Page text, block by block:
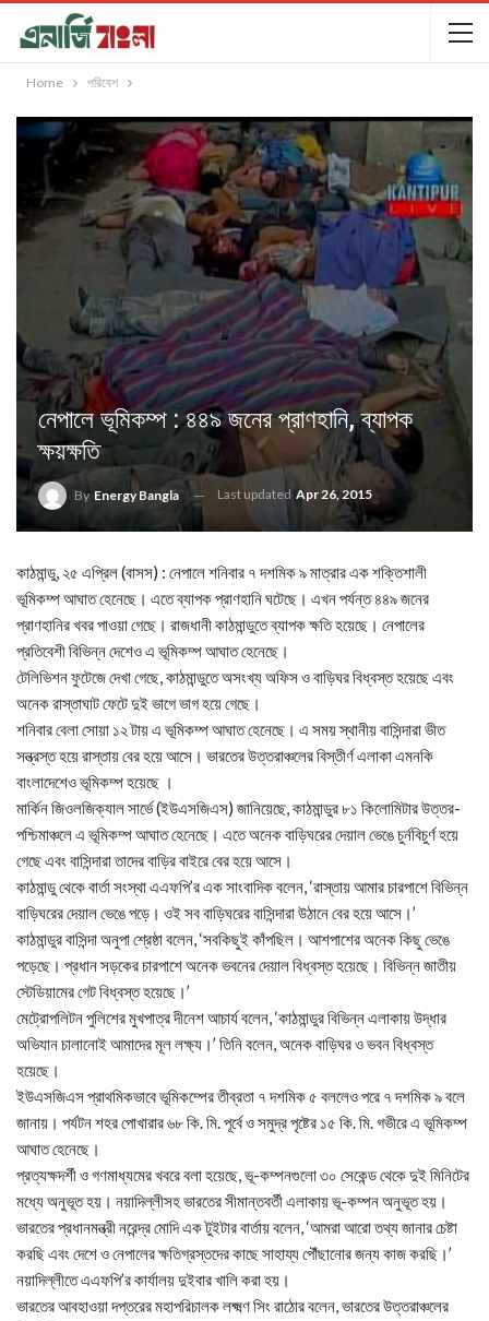
Home পরিবেশ
নেপালে ভূমিকম্প : ৪৪৯ জনের প্রাণহানি, ব্যাপক
ক্ষয়ক্ষতি
By Energy Bangla Last updated Apr 26, 2015
কাঠমান্ডু, ২৫ এপ্রিল (বাসস) : নেপালে শনিবার ৭ দশমিক ৯ মাত্রার এক শক্তিশালী
ভূমিকম্প আঘাত হেনেছে। এতে ব্যাপক প্রাণহানি ঘটেছে। এখন পর্যন্ত ৪৪৯ জনের
প্রাণহানির খবর পাওয়া গেছে। রাজধানী কাঠমান্ডুতে ব্যাপক ক্ষতি হয়েছে। নেপালের
প্রতিবেশী বিভিন্ন দেশেও এ ভূমিকম্প আঘাত হেনেছে।
টেলিভিশন ফুটেজে দেখা গেছে, কাঠমান্ডুতে অসংখ্য অফিস ও বাড়িঘর বিধ্বস্ত হয়েছে এবং
অনেক রাস্তাঘাট ফেটে দুই ভাগে ভাগ হয়ে গেছে।
শনিবার বেলা সোয়া ১২ টায় এ ভূমিকম্প আঘাত হেনেছে। এ সময় স্থানীয় বাসিন্দারা ভীত
সন্ত্রস্ত হয়ে রাস্তায় বের হয়ে আসে। ভারতের উত্তরাঞ্চলের বিস্তীর্ণ এলাকা এমনকি
বাংলাদেশেও ভূমিকম্প হয়েছে ।
মার্কিন জিওলজিক্যাল সার্ভে (ইউএসজিএস) জানিয়েছে, কাঠমান্ডুর ৮১ কিলোমিটার উত্তর-
পশ্চিমাঞ্চলে এ ভূমিকম্প আঘাত হেনেছে। এতে অনেক বাড়িঘরের দেয়াল ভেঙে চুর্নবিচুর্ণ হয়ে
গেছে এবং বাসিন্দারা তাদের বাড়ির বাইরে বের হয়ে আসে।
কাঠমান্ডু থেকে বার্তা সংস্থা এএফপি’র এক সাংবাদিক বলেন, ‘রাস্তায় আমার চারপাশে বিভিন্ন
বাড়িঘরের দেয়াল ভেঙে পড়ে। ওই সব বাড়িঘরের বাসিন্দারা উঠানে বের হয়ে আসে।’
কাঠমান্ডুর বাসিন্দা অনুপা শ্রেষ্ঠা বলেন, ‘সবকিছুই কাঁপছিল। আশপাশের অনেক কিছু ভেঙে
পড়েছে। প্রধান সড়কের চারপাশে অনেক ভবনের দেয়াল বিধ্বস্ত হয়েছে। বিভিন্ন জাতীয়
স্টেডিয়ামের গেট বিধ্বস্ত হয়েছে।’
মেট্রোপলিটন পুলিশের মুখপাত্র দীনেশ আচার্য বলেন, ‘কাঠমান্ডুর বিভিন্ন এলাকায় উদ্ধার
অভিযান চালানোই আমাদের মূল লক্ষ্য।’ তিনি বলেন, অনেক বাড়িঘর ও ভবন বিধ্বস্ত
হয়েছে।
ইউএসজিএস প্রাথমিকভাবে ভূমিকম্পের তীব্রতা ৭ দশমিক ৫ বললেও পরে ৭ দশমিক ৯ বলে
জানায়। পর্যটন শহর পোখারার ৬৮ কি. মি. পূর্বে ও সমুদ্র পৃষ্টের ১৫ কি. মি. গভীরে এ ভূমিকম্প
আঘাত হেনেছে।
প্রত্যক্ষদর্শী ও গণমাধ্যমের খবরে বলা হয়েছে, ভূ-কম্পনগুলো ৩০ সেকেন্ড থেকে দুই মিনিটের
মধ্যে অনুভূত হয়। নয়াদিল্লীসহ ভারতের সীমান্তবর্তী এলাকায় ভূ-কম্পন অনুভূত হয়।
ভারতের প্রধানমন্ত্রী নরেন্দ্র মোদি এক টুইটার বার্তায় বলেন, ‘আমরা আরো তথ্য জানার চেষ্টা
করছি এবং দেশে ও নেপালের ক্ষতিগ্রস্তদের কাছে সাহায্য পৌঁছানোর জন্য কাজ করছি।’
নয়াদিল্লীতে এএফপি’র কার্যালয় দুইবার খালি করা হয়।
ভারতের আবহাওয়া দপ্তরের মহাপরিচালক লক্ষ্মণ সিং রাঠোর বলেন, ভারতের উত্তরাঞ্চলের